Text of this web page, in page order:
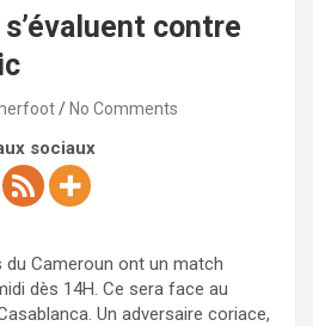
contre
No Comments
sociaux
Cameroun ont un match
dès 14H. Ce sera face au
Un adversaire coriace,